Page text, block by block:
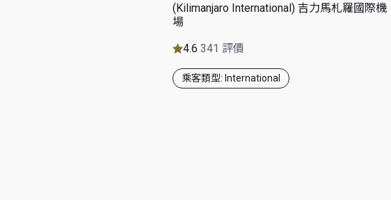
(Kilimanjaro International) 吉力馬札羅國際機
場
4.6 341 評價
乘客類型: International